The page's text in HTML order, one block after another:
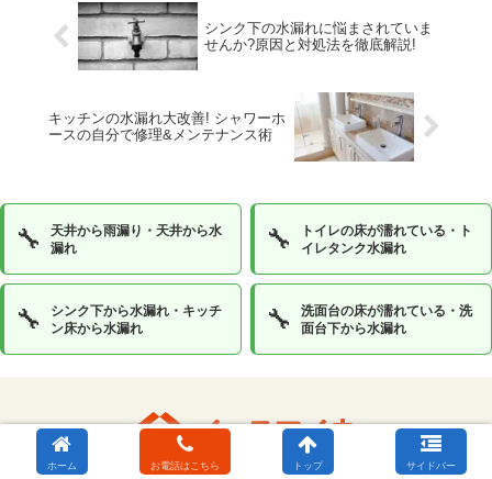
シンク下の水漏れに悩まされていま
せんか?原因と対処法を徹底解説!
キッチンの水漏れ大改善! シャワーホ
ースの自分で修理&メンテナンス術
🔧
天井から雨漏り・天井から水
漏れ
🔧
トイレの床が濡れている・ト
イレタンク水漏れ
🔧
シンク下から水漏れ・キッチ
ン床から水漏れ
🔧
洗面台の床が濡れている・洗
面台下から水漏れ
ホーム お電話はこちら トップ サイドバー